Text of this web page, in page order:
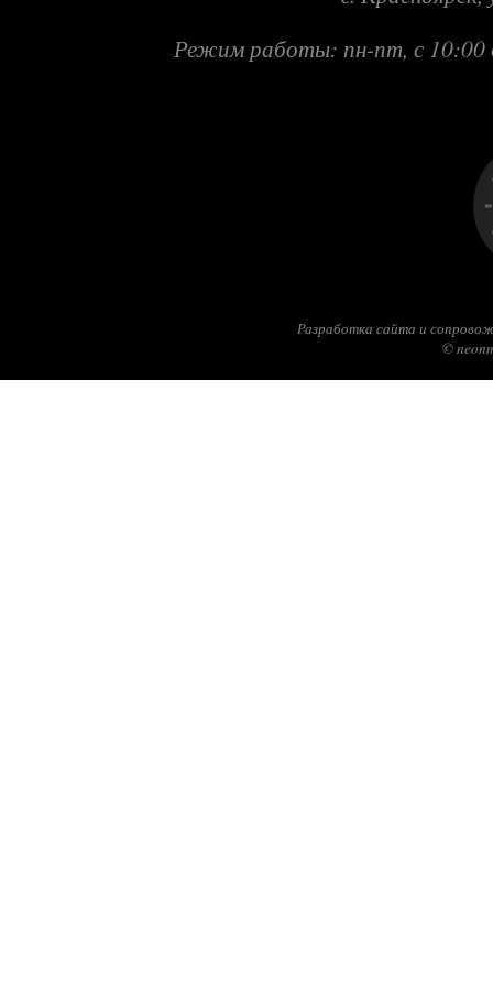
Режим работы: пн-пт, с 10:00
Разработка сайта и
©